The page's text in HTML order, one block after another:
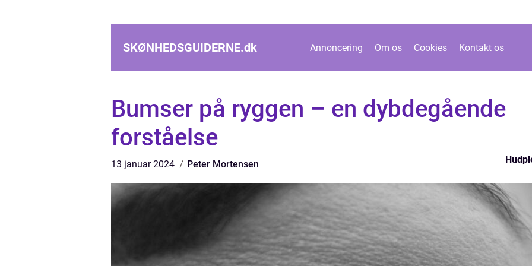
SKØNHEDSGUIDERNE.dk Annoncering Om os Cookies Kontakt os
Bumser på ryggen – en dybdegående
forståelse
13 januar 2024 Peter Mortensen